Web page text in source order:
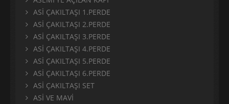
ASİ ÇAKILTAŞI 1.PERDE
ASİ ÇAKILTAŞI 2.PERDE
ASİ ÇAKILTAŞI 3.PERDE
ASİ ÇAKILTAŞI 4.PERDE
ASİ ÇAKILTAŞI 5.PERDE
ASİ ÇAKILTAŞI 6.PERDE
ASİ ÇAKILTAŞI SET
ASİ VE MAVİ